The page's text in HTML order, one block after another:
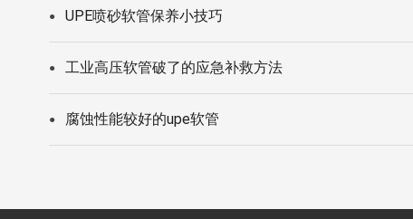
● UPE喷砂软管保养小技巧
● 工业高压软管破了的应急补救方法
● 腐蚀性能较好的upe软管